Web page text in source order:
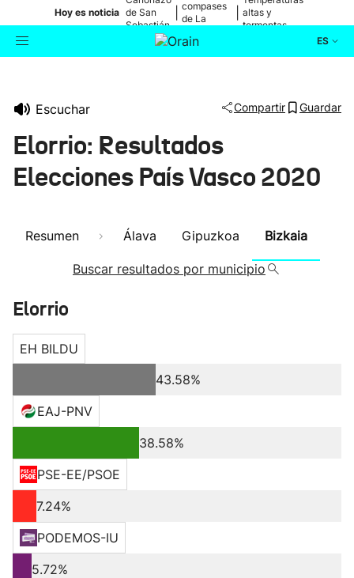
Hoy es noticia de San
Sebastián
compases
de La
altas y
tormentas
ES
Cultura
Escuchar Compartir Guardar
Elorrio: Resultados
Elecciones País Vasco 2020
Resumen Álava Gipuzkoa Bizkaia
Buscar resultados por municipio
Elorrio
EH BILDU
43.58%
EAJ-PNV
38.58%
PSE-EE/PSOE
7.24%
PODEMOS-IU
5.72%